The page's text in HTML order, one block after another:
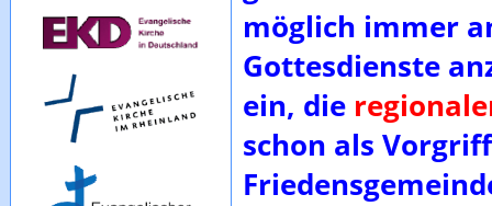
möglich immer
Gottesdienste
ein, die
schon als